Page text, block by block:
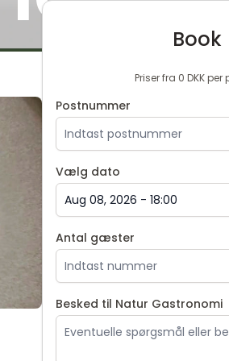
Book
Priser fra 0 DKK per
Postnummer
Vælg dato
Antal gæster
Besked til Natur Gastronomi